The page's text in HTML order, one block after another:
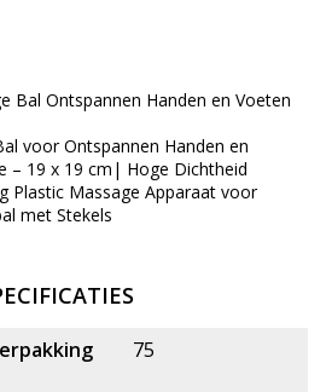
Bal Ontspannen Handen en Voeten
voor Ontspannen Handen en
– 19 x 19 cm| Hoge Dichtheid
Plastic Massage Apparaat voor
met Stekels
75